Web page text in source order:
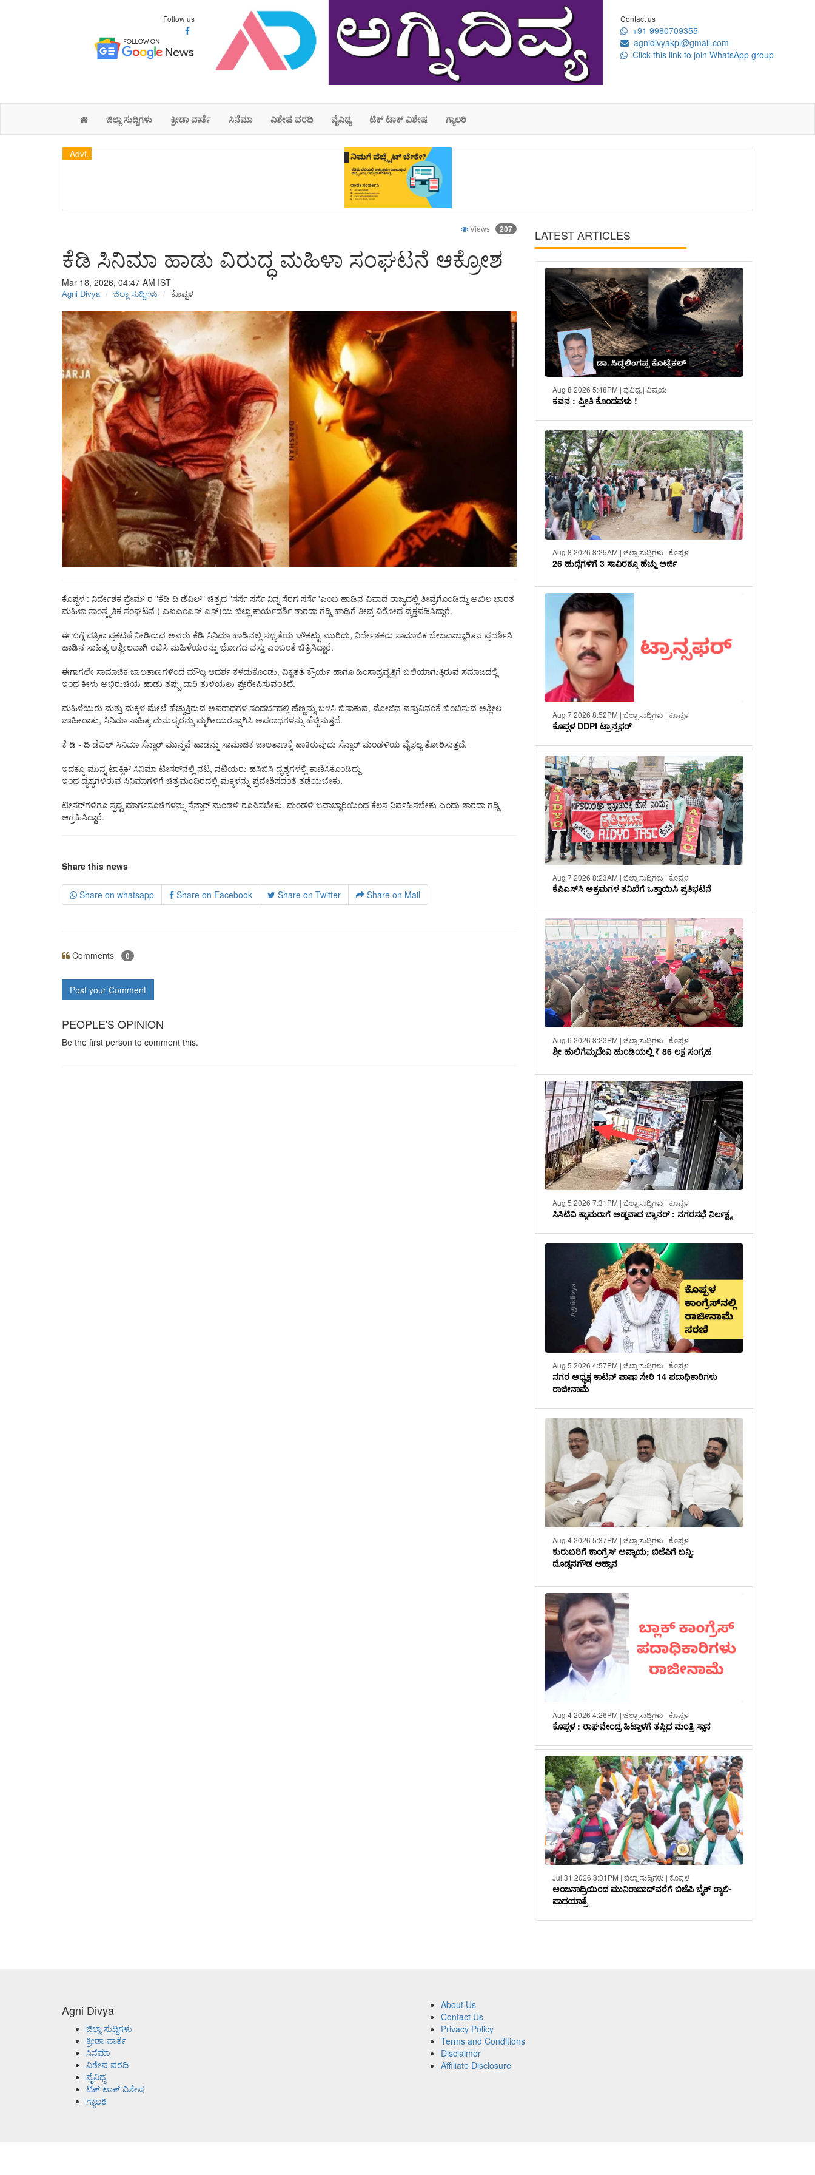
Follow us Contact us
+91 9980709355
agnidivyakpl@gmail.com
Click this link to join WhatsApp group
ಜಿಲ್ಲಾ ಸುದ್ದಿಗಳು ಕ್ರೀಡಾ ವಾರ್ತೆ ಸಿನೆಮಾ ವಿಶೇಷ ವರದಿ ವೈವಿಧ್ಯ ಟಿಕ್ ಟಾಕ್ ವಿಶೇಷ ಗ್ಯಾಲರಿ
Advt.
Views 207
ಕೆಡಿ ಸಿನಿಮಾ ಹಾಡು ವಿರುದ್ಧ ಮಹಿಳಾ ಸಂಘಟನೆ ಆಕ್ರೋಶ
Mar 18, 2026, 04:47 AM IST
Agni Divya ಜಿಲ್ಲಾ ಸುದ್ದಿಗಳು ಕೊಪ್ಪಳ
ಕೊಪ್ಪಳ : ನಿರ್ದೇಶಕ ಪ್ರೇಮ್ ರ "ಕೆಡಿ ದಿ ಡೆವಿಲ್" ಚಿತ್ರದ "ಸರ್ಸೆ ಸರ್ಸೆ ನಿನ್ನ ಸೆರಗ ಸರ್ಸೆ 'ಎಂಬ ಹಾಡಿನ ವಿವಾದ ರಾಜ್ಯದಲ್ಲಿ ತೀವ್ರಗೊಂಡಿದ್ದು ಅಖಿಲ ಭಾರತ
ಮಹಿಳಾ ಸಾಂಸ್ಕೃತಿಕ ಸಂಘಟನೆ ( ಎಐಎಂಎಸ್ ಎಸ್)ಯ ಜಿಲ್ಲಾ ಕಾರ್ಯದರ್ಶಿ ಶಾರದಾ ಗಡ್ಡಿ ಹಾಡಿಗೆ ತೀವ್ರ ವಿರೋಧ ವ್ಯಕ್ತಪಡಿಸಿದ್ದಾರೆ.
ಈ ಬಗ್ಗೆ ಪತ್ರಿಕಾ ಪ್ರಕಟಣೆ ನೀಡಿರುವ ಅವರು ಕೆಡಿ ಸಿನಿಮಾ ಹಾಡಿನಲ್ಲಿ ಸಭ್ಯತೆಯ ಚೌಕಟ್ಟು ಮುರಿದು, ನಿರ್ದೇಶಕರು ಸಾಮಾಜಿಕ ಬೇಜವಾಬ್ದಾರಿತನ ಪ್ರದರ್ಶಿಸಿ
ಹಾಡಿನ ಸಾಹಿತ್ಯ ಅಶ್ಲೀಲವಾಗಿ ರಚಿಸಿ ಮಹಿಳೆಯರನ್ನು ಭೋಗದ ವಸ್ತು ಎಂಬಂತೆ ಚಿತ್ರಿಸಿದ್ದಾರೆ.
ಈಗಾಗಲೇ ಸಾಮಾಜಿಕ ಜಾಲತಾಣಗಳಿಂದ ಮೌಲ್ಯ ಆದರ್ಶ ಕಳೆದುಕೊಂಡು, ವಿಕೃತತೆ ಕ್ರೌರ್ಯ ಹಾಗೂ ಹಿಂಸಾಪ್ರವೃತ್ತಿಗೆ ಬಲಿಯಾಗುತ್ತಿರುವ ಸಮಾಜದಲ್ಲಿ
ಇಂಥ ಕೀಳು ಅಭಿರುಚಿಯ ಹಾಡು ತಪ್ಪು ದಾರಿ ತುಳಿಯಲು ಪ್ರೇರೇಪಿಸುವಂತಿದೆ.
ಮಹಿಳೆಯರು ಮತ್ತು ಮಕ್ಕಳ ಮೇಲೆ ಹೆಚ್ಚುತ್ತಿರುವ ಅಪರಾಧಗಳ ಸಂದರ್ಭದಲ್ಲಿ ಹೆಣ್ಣನ್ನು ಬಳಸಿ ಬಿಸಾಕುವ, ಮೋಜಿನ ವಸ್ತುವಿನಂತೆ ಬಿಂಬಿಸುವ ಅಶ್ಲೀಲ
ಜಾಹೀರಾತು, ಸಿನಿಮಾ ಸಾಹಿತ್ಯ ಮನುಷ್ಯರನ್ನು ಮೃಗೀಯರನ್ನಾಗಿಸಿ ಅಪರಾಧಗಳನ್ನು ಹೆಚ್ಚಿಸುತ್ತದೆ.
ಕೆ ಡಿ - ದಿ ಡೆವಿಲ್ ಸಿನಿಮಾ ಸೆನ್ಸಾರ್ ಮುನ್ನವೆ ಹಾಡನ್ನು ಸಾಮಾಜಿಕ ಜಾಲತಾಣಕ್ಕೆ ಹಾಕಿರುವುದು ಸೆನ್ಸಾರ್ ಮಂಡಳಿಯ ವೈಫಲ್ಯ ತೋರಿಸುತ್ತದೆ.
ಇದಕ್ಕೂ ಮುನ್ನ ಟಾಕ್ಸಿಕ್ ಸಿನಿಮಾ ಟೀಸರ್‌ನಲ್ಲಿ ನಟ, ನಟಿಯರು ಹಸಿಬಿಸಿ ದೃಶ್ಯಗಳಲ್ಲಿ ಕಾಣಿಸಿಕೊಂಡಿದ್ದು
ಇಂಥ ದೃಶ್ಯಗಳಿರುವ ಸಿನಿಮಾಗಳಿಗೆ ಚಿತ್ರಮಂದಿರದಲ್ಲಿ ಮಕ್ಕಳನ್ನು ಪ್ರವೇಶಿಸದಂತೆ ತಡೆಯಬೇಕು.
ಟೀಸರ್‌ಗಳಿಗೂ ಸ್ಪಷ್ಟ ಮಾರ್ಗಸೂಚಿಗಳನ್ನು ಸೆನ್ಸಾರ್ ಮಂಡಳಿ ರೂಪಿಸಬೇಕು. ಮಂಡಳಿ ಜವಾಬ್ದಾರಿಯಿಂದ ಕೆಲಸ ನಿರ್ವಹಿಸಬೇಕು ಎಂದು ಶಾರದಾ ಗಡ್ಡಿ
ಆಗ್ರಹಿಸಿದ್ದಾರೆ.
Share this news
Share on whatsapp Share on Facebook Share on Twitter Share on Mail
Comments 0
Post your Comment
PEOPLE'S OPINION
Be the first person to comment this.
LATEST ARTICLES
Aug 8 2026 5:48PM | ವೈವಿಧ್ಯ | ವಿಷ್ಮಯ
ಕವನ : ಪ್ರೀತಿ ಕೊಂದವಳು !
Aug 8 2026 8:25AM | ಜಿಲ್ಲಾ ಸುದ್ದಿಗಳು | ಕೊಪ್ಪಳ
26 ಹುದ್ದೆಗಳಿಗೆ 3 ಸಾವಿರಕ್ಕೂ ಹೆಚ್ಚು ಅರ್ಜಿ
Aug 7 2026 8:52PM | ಜಿಲ್ಲಾ ಸುದ್ದಿಗಳು | ಕೊಪ್ಪಳ
ಕೊಪ್ಪಳ DDPI ಟ್ರಾನ್ಸಫರ್
Aug 7 2026 8:23AM | ಜಿಲ್ಲಾ ಸುದ್ದಿಗಳು | ಕೊಪ್ಪಳ
ಕೆಪಿಎಸ್‌ಸಿ ಅಕ್ರಮಗಳ ತನಿಖೆಗೆ ಒತ್ತಾಯಿಸಿ ಪ್ರತಿಭಟನೆ
Aug 6 2026 8:23PM | ಜಿಲ್ಲಾ ಸುದ್ದಿಗಳು | ಕೊಪ್ಪಳ
ಶ್ರೀ ಹುಲಿಗೆಮ್ಮದೇವಿ ಹುಂಡಿಯಲ್ಲಿ ₹ 86 ಲಕ್ಷ ಸಂಗ್ರಹ
Aug 5 2026 7:31PM | ಜಿಲ್ಲಾ ಸುದ್ದಿಗಳು | ಕೊಪ್ಪಳ
ಸಿಸಿಟಿವಿ ಕ್ಯಾಮರಾಗೆ ಅಡ್ಡವಾದ ಬ್ಯಾನರ್ : ನಗರಸಭೆ ನಿರ್ಲಕ್ಷ್ಯ
Aug 5 2026 4:57PM | ಜಿಲ್ಲಾ ಸುದ್ದಿಗಳು | ಕೊಪ್ಪಳ
ನಗರ ಅಧ್ಯಕ್ಷ ಕಾಟನ್ ಪಾಷಾ ಸೇರಿ 14 ಪದಾಧಿಕಾರಿಗಳು
ರಾಜೀನಾಮೆ
Aug 4 2026 5:37PM | ಜಿಲ್ಲಾ ಸುದ್ದಿಗಳು | ಕೊಪ್ಪಳ
ಕುರುಬರಿಗೆ ಕಾಂಗ್ರೆಸ್ ಅನ್ಯಾಯ; ಬಿಜೆಪಿಗೆ ಬನ್ನಿ:
ದೊಡ್ಡನಗೌಡ ಆಹ್ವಾನ
Aug 4 2026 4:26PM | ಜಿಲ್ಲಾ ಸುದ್ದಿಗಳು | ಕೊಪ್ಪಳ
ಕೊಪ್ಪಳ : ರಾಘವೇಂದ್ರ ಹಿಟ್ನಾಳಗೆ ತಪ್ಪಿದ ಮಂತ್ರಿ ಸ್ಥಾನ
Jul 31 2026 8:31PM | ಜಿಲ್ಲಾ ಸುದ್ದಿಗಳು | ಕೊಪ್ಪಳ
ಅಂಜನಾದ್ರಿಯಿಂದ ಮುನಿರಾಬಾದ್‌ವರೆಗೆ ಬಿಜೆಪಿ ಬೈಕ್ ರ‍್ಯಾಲಿ-
ಪಾದಯಾತ್ರೆ
Agni Divya
ಜಿಲ್ಲಾ ಸುದ್ದಿಗಳು
ಕ್ರೀಡಾ ವಾರ್ತೆ
ಸಿನೆಮಾ
ವಿಶೇಷ ವರದಿ
ವೈವಿಧ್ಯ
ಟಿಕ್ ಟಾಕ್ ವಿಶೇಷ
ಗ್ಯಾಲರಿ
About Us
Contact Us
Privacy Policy
Terms and Conditions
Disclaimer
Affiliate Disclosure